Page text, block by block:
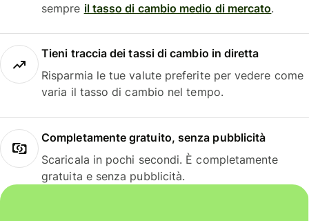
sempre il tasso di cambio medio di mercato.
Tieni traccia dei tassi di cambio in diretta
Risparmia le tue valute preferite per vedere come
varia il tasso di cambio nel tempo.
Completamente gratuito, senza pubblicità
Scaricala in pochi secondi. È completamente
gratuita e senza pubblicità.